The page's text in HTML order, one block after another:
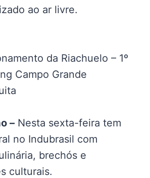
ao ar livre.
da Riachuelo – 1º
Campo Grande
– Nesta sexta-feira tem
no Indubrasil com
brechós e
culturais.